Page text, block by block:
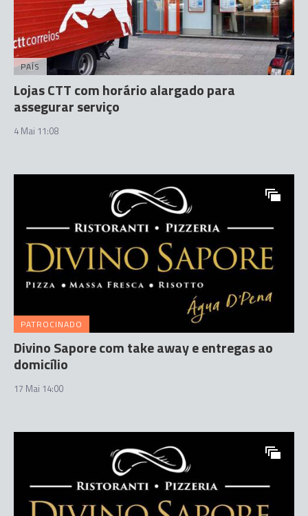
PAÍS
Lojas CTT com horário alargado para
assegurar serviço
4 Mai 11:08
PATROCINADO
Divino Sapore com take away e entregas ao
domicílio
17 Mai 14:00